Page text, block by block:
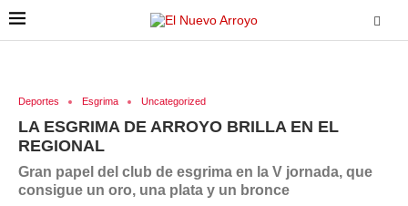
Deportes Esgrima Uncategorized
LA ESGRIMA DE ARROYO BRILLA EN EL
REGIONAL
Gran papel del club de esgrima en la V jornada, que
consigue un oro, una plata y un bronce